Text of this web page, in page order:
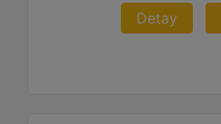
Detay